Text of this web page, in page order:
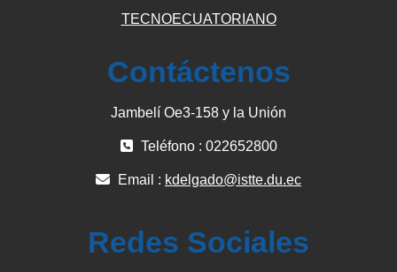
TECNOECUATORIANO
Contáctenos
Jambelí Oe3-158 y la Unión
Teléfono : 022652800
Email : kdelgado@istte.du.ec
Redes Sociales